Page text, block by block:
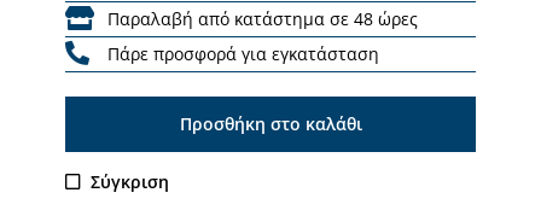
Παραλαβή από κατάστημα σε 48 ώρες
Πάρε προσφορά για εγκατάσταση
Προσθήκη στο καλάθι
Σύγκριση